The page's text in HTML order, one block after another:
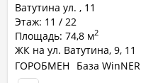
Ватутина ул. , 11
Этаж: 11 / 22
Площадь: 74,8 м2
ЖК на ул. Ватутина, 9, 11
ГОРОБМЕН
База WinNER